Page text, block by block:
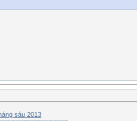
sáu 2013